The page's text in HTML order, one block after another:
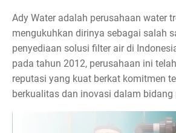
Ady Water adalah perusahaan water
mengukuhkan dirinya sebagai salah
penyediaan solusi filter air di
pada tahun 2012, perusahaan ini
reputasi yang kuat berkat komitmen
berkualitas dan inovasi dalam bidang